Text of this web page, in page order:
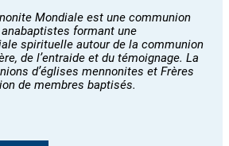
Mondiale est une communion
formant une
spirituelle autour de la communion
de l’entraide et du témoignage. La
d’églises mennonites et Frères
de membres baptisés.